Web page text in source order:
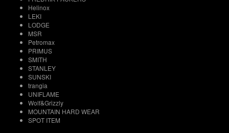
Helinox
LEKI
LODGE
MSR
Petromax
PRIMUS
SMITH
STANLEY
SUNSKI
trangia
UNIFLAME
Wolf&Grizzly
MOUNTAIN HARD WEAR
SPOT ITEM